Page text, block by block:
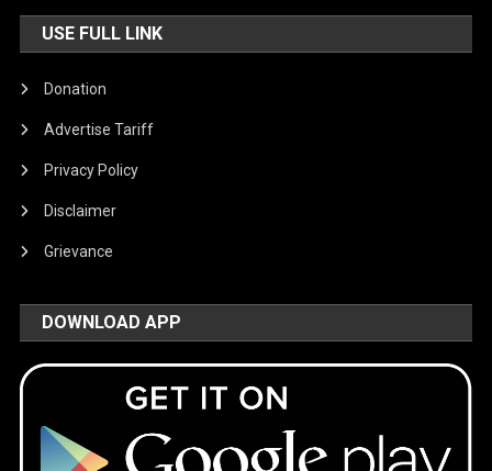
USE FULL LINK
Donation
Advertise Tariff
Privacy Policy
Disclaimer
Grievance
DOWNLOAD APP